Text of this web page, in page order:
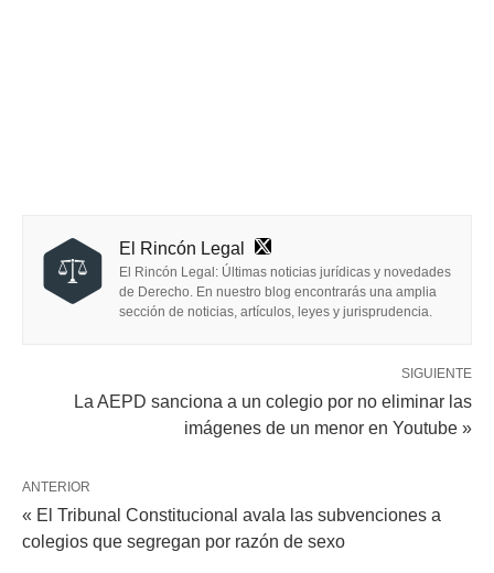
El Rincón Legal
El Rincón Legal: Últimas noticias jurídicas y novedades
de Derecho. En nuestro blog encontrarás una amplia
sección de noticias, artículos, leyes y jurisprudencia.
SIGUIENTE
La AEPD sanciona a un colegio por no eliminar las
imágenes de un menor en Youtube »
ANTERIOR
« El Tribunal Constitucional avala las subvenciones a
colegios que segregan por razón de sexo